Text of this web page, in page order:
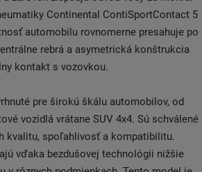
Continental ContiSportContact 5
automobilu rovnomerne presahuje po
rebrá a asymetrická konštrukcia
kontakt s vozovkou.
pre širokú škálu automobilov, od
vozidlá vrátane SUV 4x4. Sú schválené
kvalitu, spoľahlivosť a kompatibilitu.
vďaka bezdušovej technológii nižšie